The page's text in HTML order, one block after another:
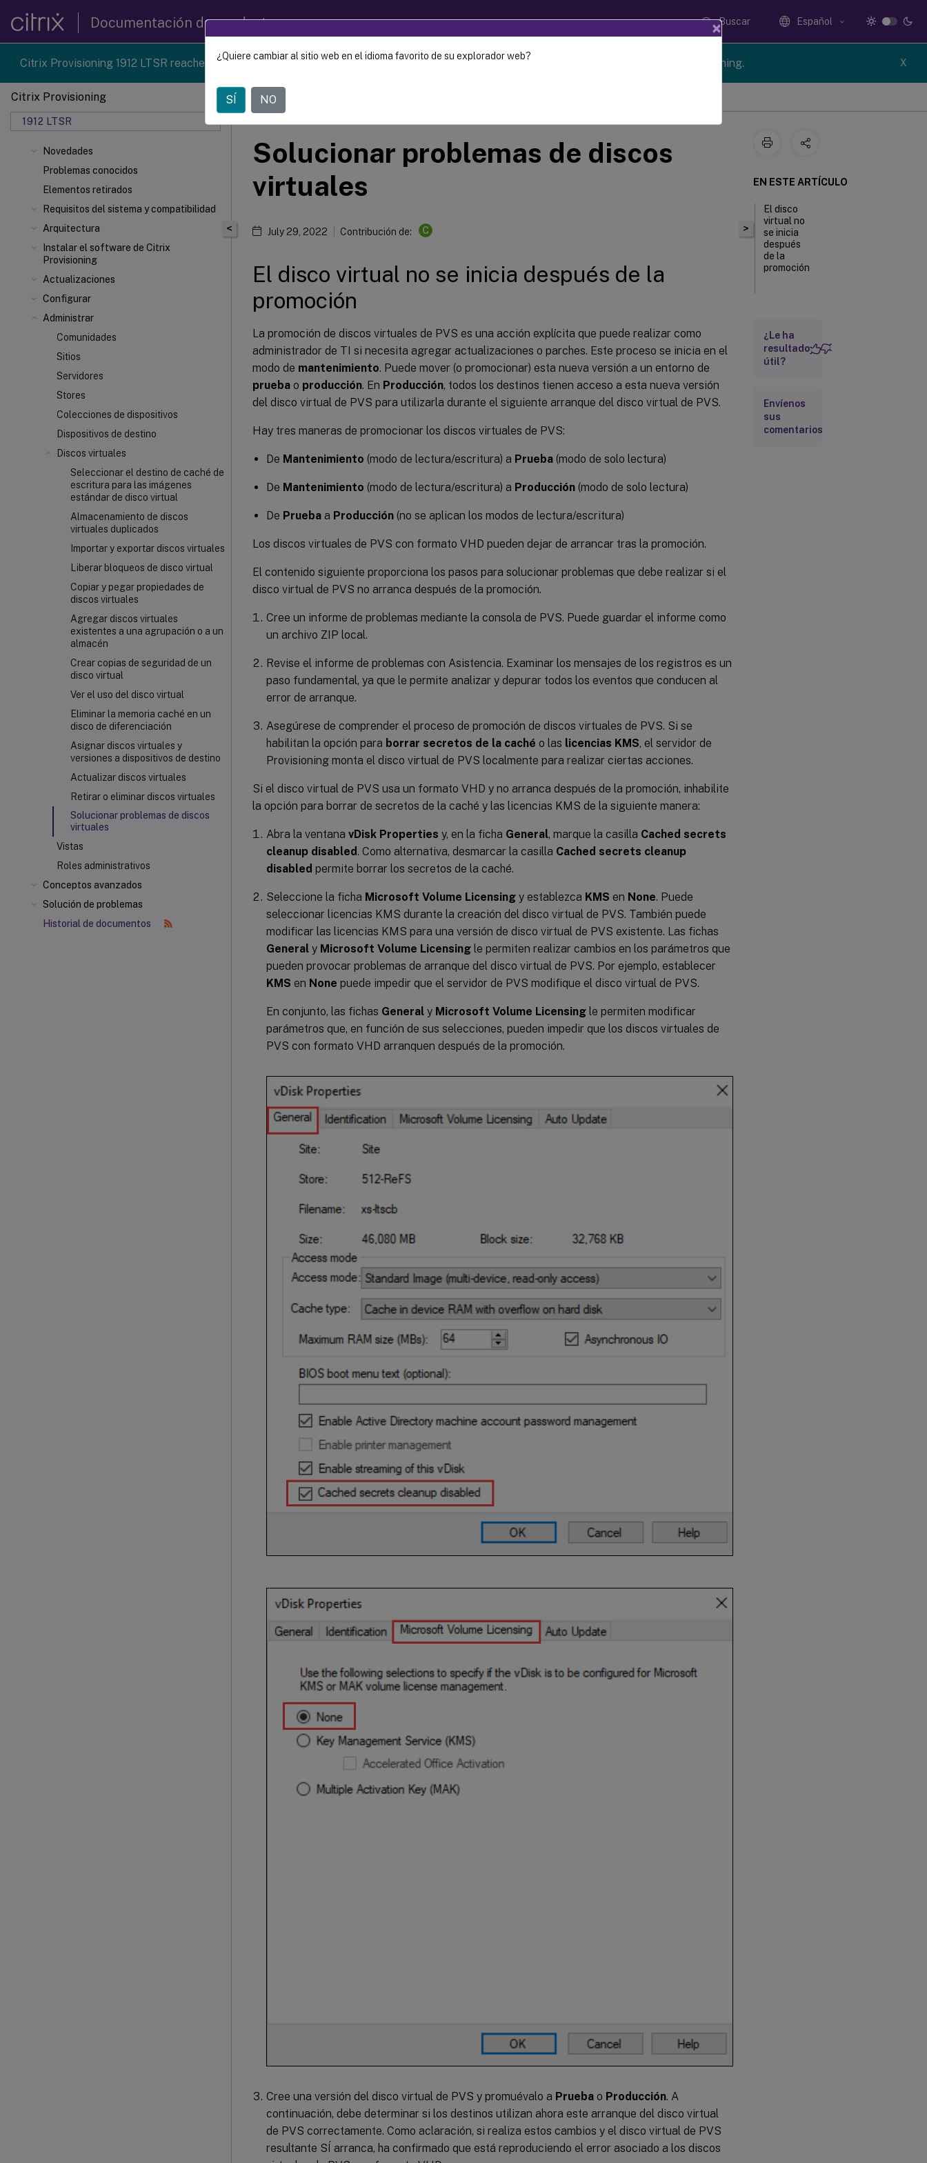
Documentación de productos Buscar Español
Citrix Provisioning 1912 LTSR reached end-of-life on 18-Dec-2024. It is recommended that you upgrade to a newer version of Citrix Provisioning. X
Citrix Provisioning
1912 LTSR
Novedades
Problemas conocidos
Elementos retirados
Requisitos del sistema y compatibilidad
Arquitectura
Instalar el software de Citrix
Provisioning
Actualizaciones
Configurar
Administrar
Comunidades
Sitios
Servidores
Stores
Colecciones de dispositivos
Dispositivos de destino
Discos virtuales
Seleccionar el destino de caché de
escritura para las imágenes
estándar de disco virtual
Almacenamiento de discos
virtuales duplicados
Importar y exportar discos virtuales
Liberar bloqueos de disco virtual
Copiar y pegar propiedades de
discos virtuales
Agregar discos virtuales
existentes a una agrupación o a un
almacén
Crear copias de seguridad de un
disco virtual
Ver el uso del disco virtual
Eliminar la memoria caché en un
disco de diferenciación
Asignar discos virtuales y
versiones a dispositivos de destino
Actualizar discos virtuales
Retirar o eliminar discos virtuales
Solucionar problemas de discos
virtuales
Vistas
Roles administrativos
Conceptos avanzados
Solución de problemas
Historial de documentos
<
Solucionar problemas de discos
virtuales
July 29, 2022 Contribución de: C
El disco virtual no se inicia después de la
promoción
La promoción de discos virtuales de PVS es una acción explícita que puede realizar como
administrador de TI si necesita agregar actualizaciones o parches. Este proceso se inicia en el
modo de mantenimiento. Puede mover (o promocionar) esta nueva versión a un entorno de
prueba o producción. En Producción, todos los destinos tienen acceso a esta nueva versión
del disco virtual de PVS para utilizarla durante el siguiente arranque del disco virtual de PVS.
Hay tres maneras de promocionar los discos virtuales de PVS:
De Mantenimiento (modo de lectura/escritura) a Prueba (modo de solo lectura)
De Mantenimiento (modo de lectura/escritura) a Producción (modo de solo lectura)
De Prueba a Producción (no se aplican los modos de lectura/escritura)
Los discos virtuales de PVS con formato VHD pueden dejar de arrancar tras la promoción.
El contenido siguiente proporciona los pasos para solucionar problemas que debe realizar si el
disco virtual de PVS no arranca después de la promoción.
Cree un informe de problemas mediante la consola de PVS. Puede guardar el informe como
un archivo ZIP local.
Revise el informe de problemas con Asistencia. Examinar los mensajes de los registros es un
paso fundamental, ya que le permite analizar y depurar todos los eventos que conducen al
error de arranque.
Asegúrese de comprender el proceso de promoción de discos virtuales de PVS. Si se
habilitan la opción para borrar secretos de la caché o las licencias KMS, el servidor de
Provisioning monta el disco virtual de PVS localmente para realizar ciertas acciones.
Si el disco virtual de PVS usa un formato VHD y no arranca después de la promoción, inhabilite
la opción para borrar de secretos de la caché y las licencias KMS de la siguiente manera:
Abra la ventana vDisk Properties y, en la ficha General, marque la casilla Cached secrets
cleanup disabled . Como alternativa, desmarcar la casilla Cached secrets cleanup
disabled permite borrar los secretos de la caché.
Seleccione la ficha Microsoft Volume Licensing y establezca KMS en None. Puede
seleccionar licencias KMS durante la creación del disco virtual de PVS. También puede
modificar las licencias KMS para una versión de disco virtual de PVS existente. Las fichas
General y Microsoft Volume Licensing le permiten realizar cambios en los parámetros que
pueden provocar problemas de arranque del disco virtual de PVS. Por ejemplo, establecer
KMS en None puede impedir que el servidor de PVS modifique el disco virtual de PVS.
En conjunto, las fichas General y Microsoft Volume Licensing le permiten modificar
parámetros que, en función de sus selecciones, pueden impedir que los discos virtuales de
PVS con formato VHD arranquen después de la promoción.
Cree una versión del disco virtual de PVS y promuévalo a Prueba o Producción. A
continuación, debe determinar si los destinos utilizan ahora este arranque del disco virtual
de PVS correctamente. Como aclaración, si realiza estos cambios y el disco virtual de PVS
resultante SÍ arranca, ha confirmado que está reproduciendo el error asociado a los discos
>
EN ESTE ARTÍCULO
El disco
virtual no
se inicia
después
de la
promoción
¿Le ha
resultado
útil?
Envíenos
sus
comentarios
×
¿Quiere cambiar al sitio web en el idioma favorito de su explorador web?
SÍ NO